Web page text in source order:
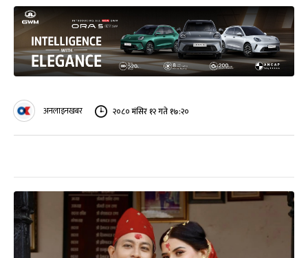
अनलाइनखबर २०८० मंसिर १२ गते १७:२०